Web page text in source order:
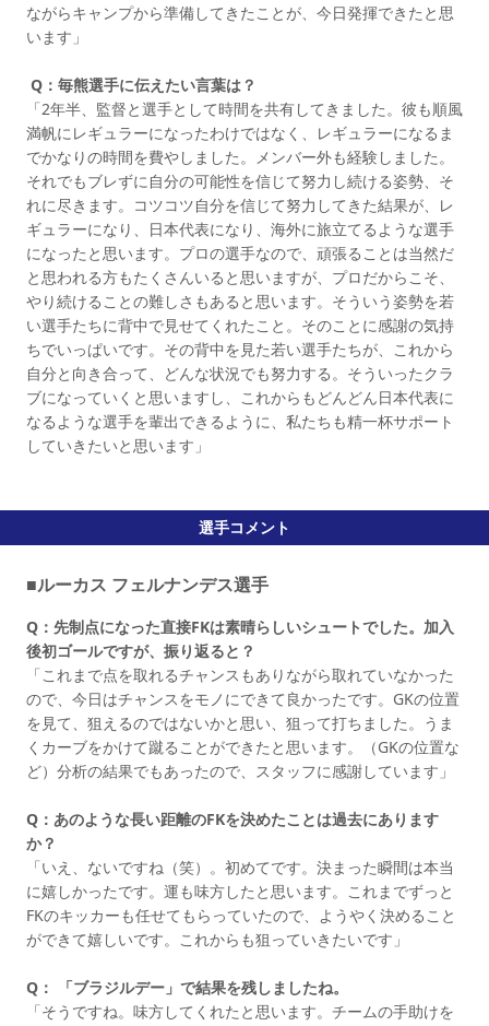
ながらキャンプから準備してきたことが、今日発揮できたと思
います」
Q：毎熊選手に伝えたい言葉は？
「2年半、監督と選手として時間を共有してきました。彼も順風
満帆にレギュラーになったわけではなく、レギュラーになるま
でかなりの時間を費やしました。メンバー外も経験しました。
それでもブレずに自分の可能性を信じて努力し続ける姿勢、そ
れに尽きます。コツコツ自分を信じて努力してきた結果が、レ
ギュラーになり、日本代表になり、海外に旅立てるような選手
になったと思います。プロの選手なので、頑張ることは当然だ
と思われる方もたくさんいると思いますが、プロだからこそ、
やり続けることの難しさもあると思います。そういう姿勢を若
い選手たちに背中で見せてくれたこと。そのことに感謝の気持
ちでいっぱいです。その背中を見た若い選手たちが、これから
自分と向き合って、どんな状況でも努力する。そういったクラ
ブになっていくと思いますし、これからもどんどん日本代表に
なるような選手を輩出できるように、私たちも精一杯サポート
していきたいと思います」
選手コメント
■ルーカス フェルナンデス選手
Q：先制点になった直接FKは素晴らしいシュートでした。加入
後初ゴールですが、振り返ると？
「これまで点を取れるチャンスもありながら取れていなかった
ので、今日はチャンスをモノにできて良かったです。GKの位置
を見て、狙えるのではないかと思い、狙って打ちました。うま
くカーブをかけて蹴ることができたと思います。（GKの位置な
ど）分析の結果でもあったので、スタッフに感謝しています」
Q：あのような長い距離のFKを決めたことは過去にあります
か？
「いえ、ないですね（笑）。初めてです。決まった瞬間は本当
に嬉しかったです。運も味方したと思います。これまでずっと
FKのキッカーも任せてもらっていたので、ようやく決めること
ができて嬉しいです。これからも狙っていきたいです」
Q： 「ブラジルデー」で結果を残しましたね。
「そうですね。味方してくれたと思います。チームの手助けを